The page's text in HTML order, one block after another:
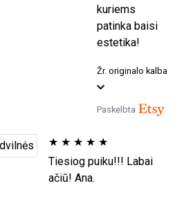
kuriems
patinka baisi
estetika!
Žr. originalo kalba
Paskelbta
★ ★ ★ ★ ★
Tiesiog puiku!!! Labai
ačiū! Ana.